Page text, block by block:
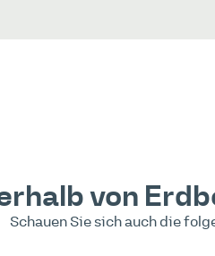
von
Schauen Sie sich auch die